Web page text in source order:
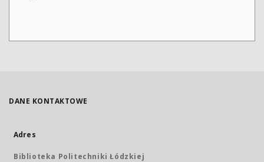
DANE KONTAKTOWE
Adres
Biblioteka Politechniki Łódzkiej